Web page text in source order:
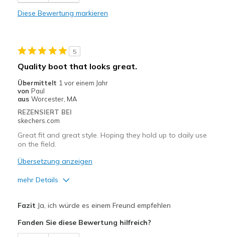
Width
Sizing
Feels true to size
Diese Bewertung markieren
5
Quality boot that looks great.
Übermittelt 1 vor einem Jahr
von Paul
aus Worcester, MA
REZENSIERT BEI
skechers.com
Great fit and great style. Hoping they hold up to daily use
on the field.
Übersetzung anzeigen
mehr Details
Comfortable
Fazit Ja, ich würde es einem Freund empfehlen
Fanden Sie diese Bewertung hilfreich?